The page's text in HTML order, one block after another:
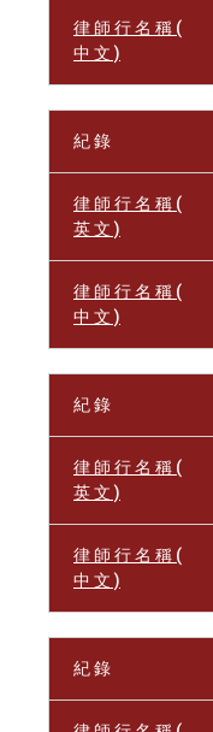
律 師 行 名 稱 (
中 文 )
紀 錄
律 師 行 名 稱 (
英 文 )
律 師 行 名 稱 (
中 文 )
紀 錄
律 師 行 名 稱 (
英 文 )
律 師 行 名 稱 (
中 文 )
紀 錄